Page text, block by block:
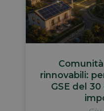
rinnovabili:
GSE del